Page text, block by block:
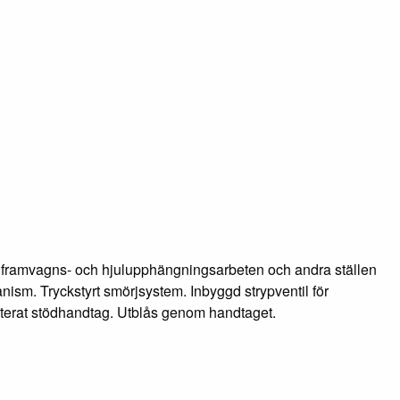
och hjulupphängningsarbeten och andra ställen
Tryckstyrt smörjsystem. Inbyggd strypventil för
stödhandtag. Utblås genom handtaget.